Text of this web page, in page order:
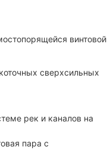
винтовой
сверхсильных
рек и каналов на
пара с